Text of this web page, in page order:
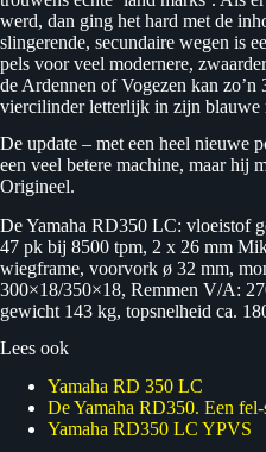
werd, dan ging het hard met de
slingerende, secundaire wegen is
pels voor veel modernere,
de Ardennen of Vogezen kan
viercilinder letterlijk in zijn blauwe
De update – met een heel nieuwe
een veel betere machine, maar hij
Origineel.
De Yamaha RD350 LC: vloeistof
47 pk bij 8500 tpm, 2 x 26 mm
wiegframe, voorvork ø 32 mm,
300×18/350×18, Remmen V/A:
gewicht 143 kg, topsnelheid ca.
Lees ook
Yamaha RD 350 LC
De Yamaha RD350. Een
Yamaha RD350 LC YPVS